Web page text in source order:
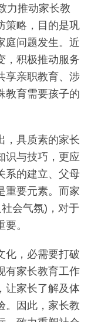
力推动家长教
策略，目的是巩
庭问题发生。近
，积极推动服务
享亲职教育、涉
教育需要孩子的
，具质素的家长
识与技巧，更应
系的建立、父母
重要元素。而家
会气氛)，对于
。
化，必需要打破
有家长教育工作
让家长了解及体
。因此，家长教